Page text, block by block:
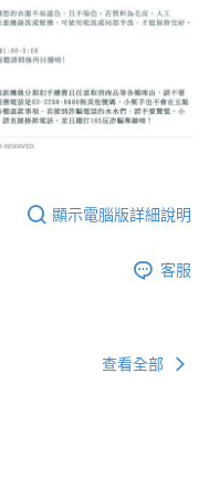
顯示電腦版詳細說明
客服
查看全部